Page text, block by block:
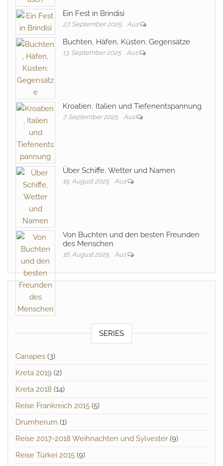
Ein Fest in Brindisi
27. September 2025 Aus
Buchten, Häfen, Küsten: Gegensätze
13. September 2025 Aus
Kroatien, Italien und Tiefenentspannung
7. September 2025 Aus
Über Schiffe, Wetter und Namen
19. August 2025 Aus
Von Buchten und den besten Freunden
des Menschen
16. August 2025 Aus
SERIES
Canapes (3)
Kreta 2019 (2)
Kreta 2018 (14)
Reise Frankreich 2015 (5)
Drumherum (1)
Reise 2017-2018 Weihnachten und Sylvester (9)
Reise Türkei 2015 (9)